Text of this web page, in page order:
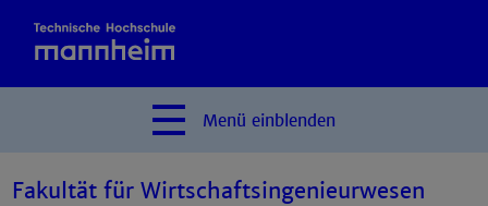
Menü einblenden
Fakultät für Wirtschaftsingenieurwesen